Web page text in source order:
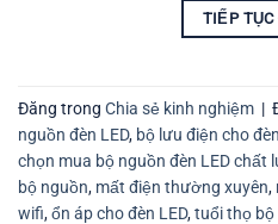
TIẾP
Đăng trong Chia sẻ kinh nghiệm |
nguồn đèn LED, bộ lưu điện cho
chọn mua bộ nguồn đèn LED chất
bộ nguồn, mất điện thường xuyên,
wifi,ổn áp cho đèn LED,tuổi thọ bộ